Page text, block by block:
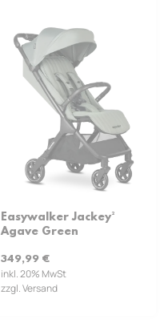
Easywalker Jackey²
Agave Green
349,99 €
inkl. 20% MwSt
zzgl. Versand